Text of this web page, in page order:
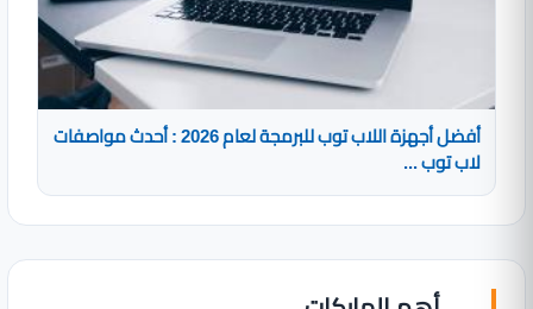
أفضل أجهزة اللاب توب للبرمجة لعام 2026 : أحدث مواصفات
لاب توب ...